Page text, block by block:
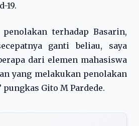
19.
penolakan terhadap Basarin,
ganti beliau, saya
dari elemen mahasiswa
yang melakukan penolakan
pungkas Gito M Pardede.